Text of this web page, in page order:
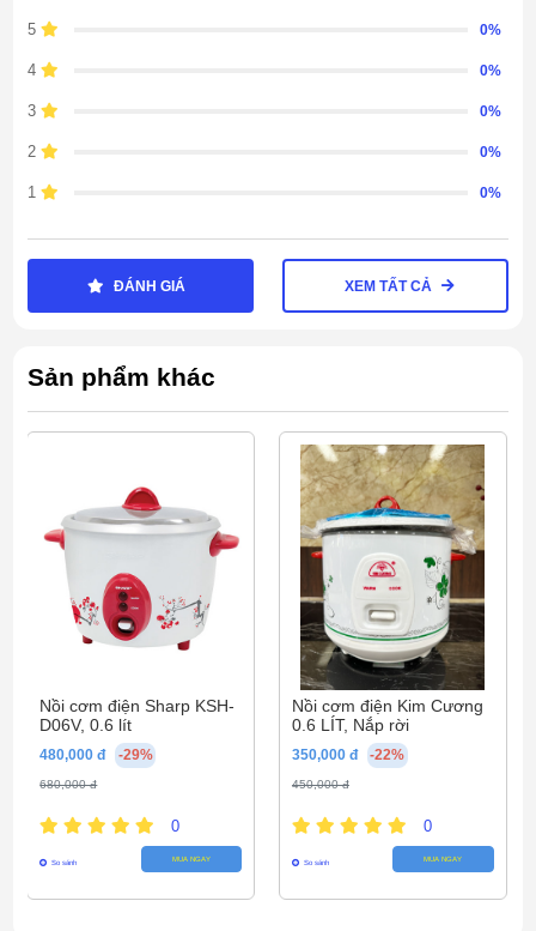
Công suất mạnh mẽ 500W
Với công suất 500W,
ngon, không bị khô hoặc chín lỏng. Điều này làm
cho quá trình nấu ăn trở nên nhanh chóng và hiệu
Chức năng giữ ấm giúp cơm luôn ở nhiệt độ lý
cơm vẫn ấm ngon mỗi khi bạn muốn ăn, ngay cả
Nồi cơm điện Panasonic 1.0 Lít SR-MVN10FRAX
không chỉ mang lại sự tiện ích trong việc nấu ăn mà
còn làm cho không gian bếp của bạn trở nên sang
5 0%
4 0%
3 0%
2 0%
1 0%
ĐÁNH GIÁ XEM TẤT CẢ
Sản phẩm khác
Nồi cơm điện Sharp KSH-
D06V, 0.6 lít
480,000 đ -29%
680,000 đ
0
So sánh MUA NGAY
Nồi cơm điện Kim Cương
0.6 LÍT, Nắp rời
350,000 đ -22%
450,000 đ
0
So sánh MUA NGAY